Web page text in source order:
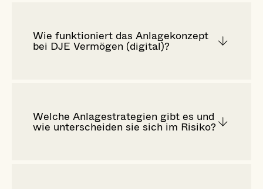
Wie funktioniert das Anlagekonzept
bei DJE Vermögen (digital)?
Welche Anlagestrategien gibt es und
wie unterscheiden sie sich im Risiko?